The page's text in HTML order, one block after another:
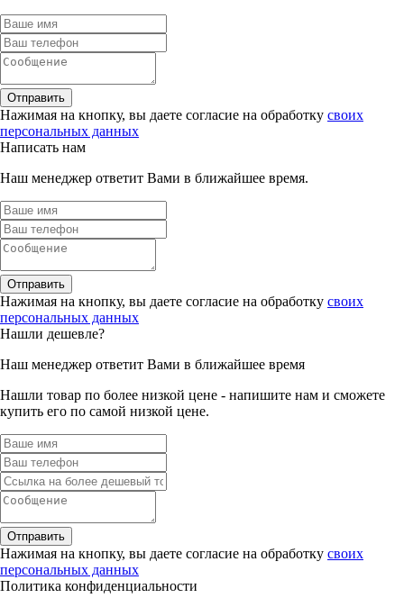
Отправить
Нажимая на кнопку, вы даете согласие на обработку своих
персональных данных
Написать нам
Наш менеджер ответит Вами в ближайшее время.
Отправить
Нажимая на кнопку, вы даете согласие на обработку своих
персональных данных
Нашли дешевле?
Наш менеджер ответит Вами в ближайшее время
Нашли товар по более низкой цене - напишите нам и сможете
купить его по самой низкой цене.
Отправить
Нажимая на кнопку, вы даете согласие на обработку своих
персональных данных
Политика конфиденциальности